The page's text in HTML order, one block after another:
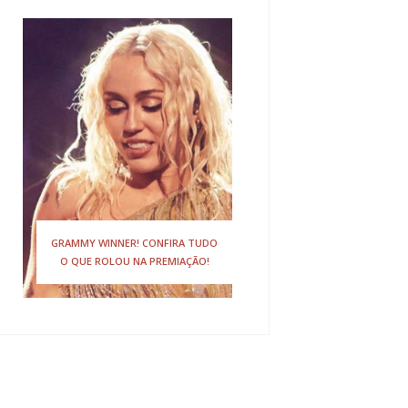
GRAMMY WINNER! CONFIRA TUDO
O QUE ROLOU NA PREMIAÇÃO!